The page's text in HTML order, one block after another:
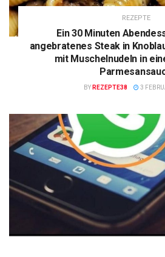
REZEPTE
Ein 30 Minuten
angebratenes Steak in
mit Muschelnudeln in
BY REZEPTE38 3